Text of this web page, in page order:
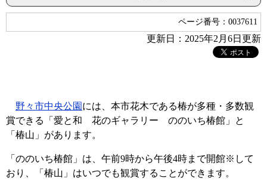
ページ番号：0037611
更新日：2025年2月6日更新
野々市中央公園 には、本市花木である椿が多種・多数観
賞できる「愛と和 花のギャラリー ののいち椿館」と
「椿山」があります。
「ののいち椿館」は、午前9時から午後4時まで開館※して
おり、「椿山」はいつでも観賞することができます。